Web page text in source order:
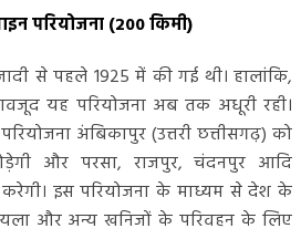
परियोजना (200 किमी)
से पहले 1925 में की गई थी। हालांकि,
यह परियोजना अब तक अधूरी रही।
अंबिकापुर (उत्तरी छत्तीसगढ़) को
और परसा, राजपुर, चंदनपुर आदि
इस परियोजना के माध्यम से देश के
और अन्य खनिजों के परिवहन के लिए